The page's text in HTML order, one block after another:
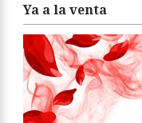
Ya a la venta